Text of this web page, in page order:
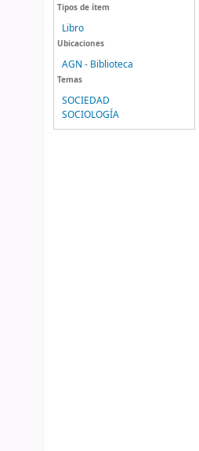
Tipos de ítem
Libro
Ubicaciones
AGN - Biblioteca
Temas
SOCIEDAD
SOCIOLOGÍA